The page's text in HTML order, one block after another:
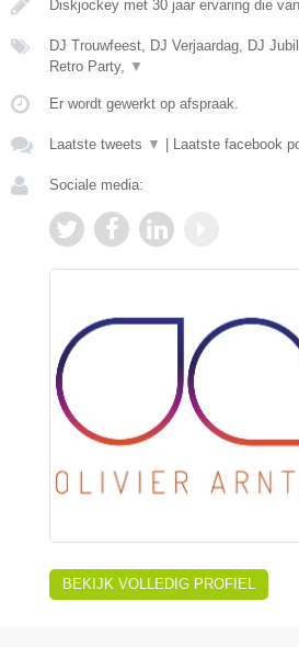
Diskjockey met 30 jaar ervaring die
DJ Trouwfeest, DJ Verjaardag, DJ
Retro Party,
▼
Er wordt gewerkt op afspraak.
Laatste tweets ▼ Laatste facebook
Sociale media:
BEKIJK VOLLEDIG PROFIEL